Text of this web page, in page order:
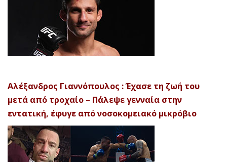
Αλέξανδρος Γιαννόπουλος : Έχασε τη ζωή του
μετά από τροχαίο – Πάλεψε γενναία στην
εντατική, έφυγε από νοσοκομειακό μικρόβιο